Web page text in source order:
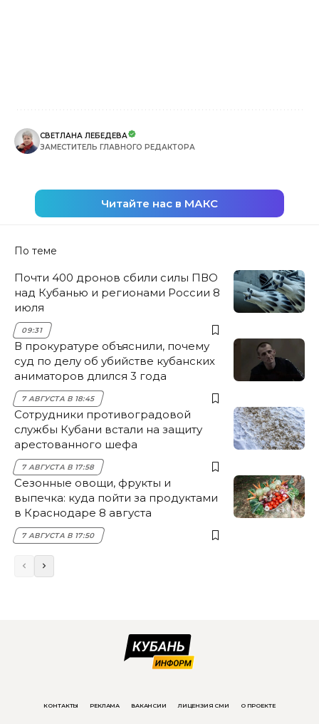
СВЕТЛАНА ЛЕБЕДЕВА
ЗАМЕСТИТЕЛЬ ГЛАВНОГО РЕДАКТОРА
Читайте нас в МАКС
По теме
Почти 400 дронов сбили силы ПВО
над Кубанью и регионами России 8
июля
09:31
В прокуратуре объяснили, почему
суд по делу об убийстве кубанских
аниматоров длился 3 года
7 АВГУСТА В 18:45
Сотрудники противоградовой
службы Кубани встали на защиту
арестованного шефа
7 АВГУСТА В 17:58
Сезонные овощи, фрукты и
выпечка: куда пойти за продуктами
в Краснодаре 8 августа
7 АВГУСТА В 17:50
КОНТАКТЫ РЕКЛАМА ВАКАНСИИ ЛИЦЕНЗИЯ СМИ О ПРОЕКТЕ